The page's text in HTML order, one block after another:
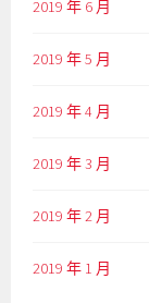
2019 年 6 月
2019 年 5 月
2019 年 4 月
2019 年 3 月
2019 年 2 月
2019 年 1 月